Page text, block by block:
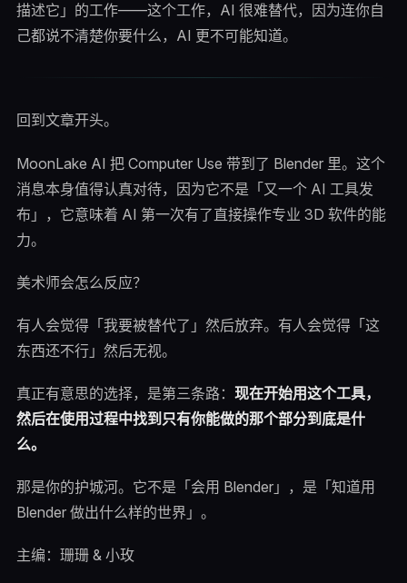
描述它」的工作——这个工作，AI 很难替代，因为连你自
己都说不清楚你要什么，AI 更不可能知道。
回到文章开头。
MoonLake AI 把 Computer Use 带到了 Blender 里。这个
消息本身值得认真对待，因为它不是「又一个 AI 工具发
布」，它意味着 AI 第一次有了直接操作专业 3D 软件的能
力。
美术师会怎么反应？
有人会觉得「我要被替代了」然后放弃。有人会觉得「这
东西还不行」然后无视。
真正有意思的选择，是第三条路： 现在开始用这个工具，
然后在使用过程中找到只有你能做的那个部分到底是什
么。
那是你的护城河。它不是「会用 Blender」，是「知道用
Blender 做出什么样的世界」。
主编：珊珊 & 小玫